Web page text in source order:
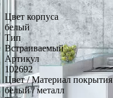
Цвет корпуса
белый
Тип
Встраиваемый
Артикул
102692
Цвет / Материал покрытия
белый / металл